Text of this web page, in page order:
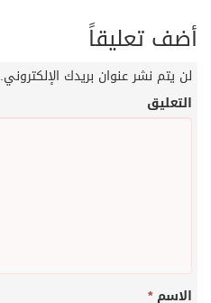
أضف تعليقاً
لن يتم نشر عنوان بريدك الإلكتروني.
التعليق
الاسم*